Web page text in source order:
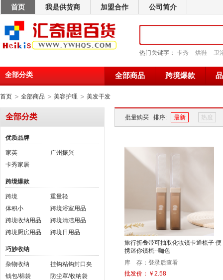
首页 我是供货商 加盟合作 公司简介
热门关键字： 卡秀 烘鞋 卫
全部分类 全部商品 跨境爆款
首页 > 全部商品 > 美容护理 > 美发干发
全部分类
优质品牌
家英
广州振兴
卡秀家居
跨境爆款
跨境
重量轻
体积小
跨境浴室用品
跨境收纳用品
跨境清洁用品
跨境厨房用品
跨境日用品
巧妙收纳
杂物收纳
挂钩粘钩封口夹
钱包/棉袋
防尘罩/收纳袋
批量购买 排序: 最新 热度
旅行折叠带可抽取化妆镜卡通梳子 便
携迷你镜梳--咖色
库 存：登录后查看
批发价：￥2.58